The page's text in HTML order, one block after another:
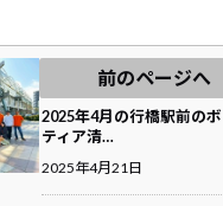
前のページへ
2025年4月の行橋駅前の
ティア清…
2025年4月21日